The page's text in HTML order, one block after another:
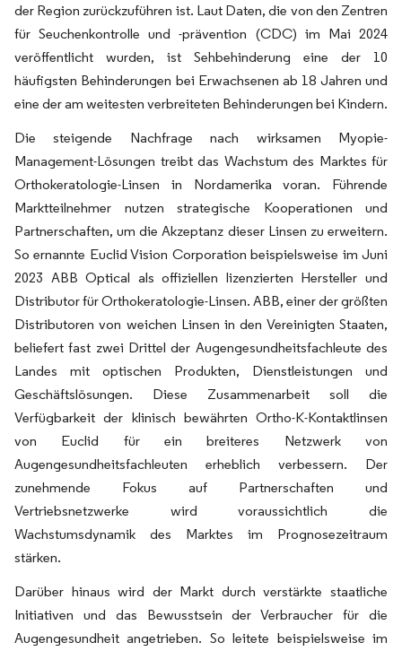
der Region zurückzuführen ist. Laut Daten, die von den Zentren
für Seuchenkontrolle und -prävention (CDC) im Mai 2024
veröffentlicht wurden, ist Sehbehinderung eine der 10
häufigsten Behinderungen bei Erwachsenen ab 18 Jahren und
eine der am weitesten verbreiteten Behinderungen bei Kindern.
Die steigende Nachfrage nach wirksamen Myopie-
Management-Lösungen treibt das Wachstum des Marktes für
Orthokeratologie-Linsen in Nordamerika voran. Führende
Marktteilnehmer nutzen strategische Kooperationen und
Partnerschaften, um die Akzeptanz dieser Linsen zu erweitern.
So ernannte Euclid Vision Corporation beispielsweise im Juni
2023 ABB Optical als offiziellen lizenzierten Hersteller und
Distributor für Orthokeratologie-Linsen. ABB, einer der größten
Distributoren von weichen Linsen in den Vereinigten Staaten,
beliefert fast zwei Drittel der Augengesundheitsfachleute des
Landes mit optischen Produkten, Dienstleistungen und
Geschäftslösungen. Diese Zusammenarbeit soll die
Verfügbarkeit der klinisch bewährten Ortho-K-Kontaktlinsen
von Euclid für ein breiteres Netzwerk von
Augengesundheitsfachleuten erheblich verbessern. Der
zunehmende Fokus auf Partnerschaften und
Vertriebsnetzwerke wird voraussichtlich die
Wachstumsdynamik des Marktes im Prognosezeitraum
stärken.
Darüber hinaus wird der Markt durch verstärkte staatliche
Initiativen und das Bewusstsein der Verbraucher für die
Augengesundheit angetrieben. So leitete beispielsweise im